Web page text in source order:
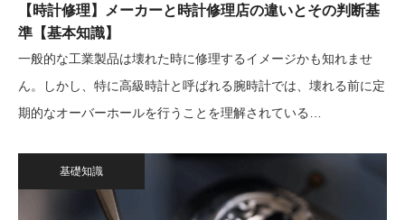
【時計修理】メーカーと時計修理店の違いとその判断基
準【基本知識】
一般的な工業製品は壊れた時に修理するイメージかも知れませ
ん。しかし、特に高級時計と呼ばれる腕時計では、壊れる前に定
期的なオーバーホールを行うことを理解されている…
基礎知識